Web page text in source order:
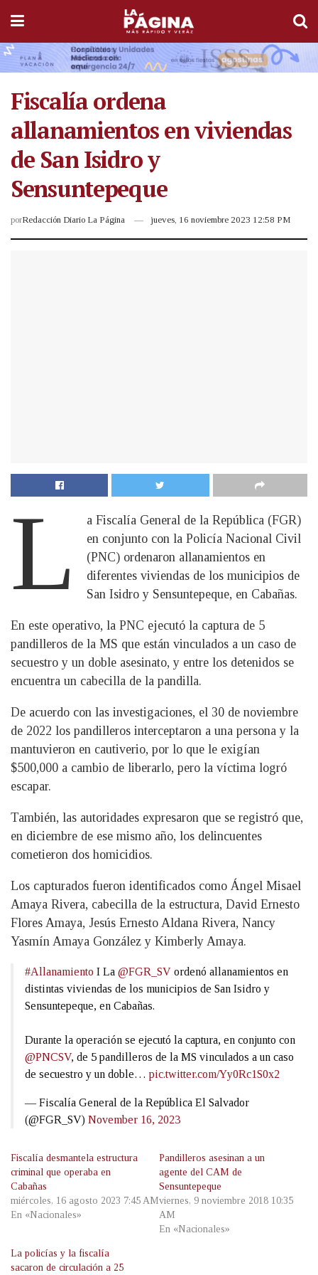
Fiscalía ordena
allanamientos en viviendas
de San Isidro y
Sensuntepeque
porRedacción Diario La Página jueves, 16 noviembre 2023 12:58 PM
L
a Fiscalía General de la República (FGR)
en conjunto con la Policía Nacional Civil
(PNC) ordenaron allanamientos en
diferentes viviendas de los municipios de
San Isidro y Sensuntepeque, en Cabañas.
En este operativo, la PNC ejecutó la captura de 5
pandilleros de la MS que están vinculados a un caso de
secuestro y un doble asesinato, y entre los detenidos se
encuentra un cabecilla de la pandilla.
De acuerdo con las investigaciones, el 30 de noviembre
de 2022 los pandilleros interceptaron a una persona y la
mantuvieron en cautiverio, por lo que le exigían
$500,000 a cambio de liberarlo, pero la víctima logró
escapar.
También, las autoridades expresaron que se registró que,
en diciembre de ese mismo año, los delincuentes
cometieron dos homicidios.
Los capturados fueron identificados como Ángel Misael
Amaya Rivera, cabecilla de la estructura, David Ernesto
Flores Amaya, Jesús Ernesto Aldana Rivera, Nancy
Yasmín Amaya González y Kimberly Amaya.
#Allanamiento I La @FGR_SV ordenó allanamientos en
distintas viviendas de los municipios de San Isidro y
Sensuntepeque, en Cabañas.
Durante la operación se ejecutó la captura, en conjunto con
@PNCSV, de 5 pandilleros de la MS vinculados a un caso
de secuestro y un doble… pic.twitter.com/Yy0Rc1S0x2
— Fiscalía General de la República El Salvador
(@FGR_SV) November 16, 2023
Fiscalía desmantela estructura
criminal que operaba en
Cabañas
miércoles, 16 agosto 2023 7:45 AM
En «Nacionales»
Pandilleros asesinan a un
agente del CAM de
Sensuntepeque
viernes, 9 noviembre 2018 10:35
AM
En «Nacionales»
La policías y la fiscalía
sacaron de circulación a 25